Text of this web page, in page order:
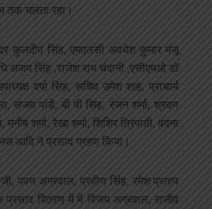
तक चलता रहा।
कुलदीप सिंह, एमएलसी अवधेश कुमार मंजू
अजय सिंह ,राजेश राय चंदानी ,एसीएमओ डॉ
वर्षा सिंह, सचिव उमेश शाह, प्राचार्य
संजय पांडे, बी पी सिंह, रंजन शर्मा, श्रवण
शर्मा, रेखा शर्मा, शिशिर त्रिपाठी, वंदना
आदि ने प्रसाद ग्रहण किया।
पवन अग्रवाल, प्रवीण सिंह, रमेश प्रताप
वितरण में में विजय अग्रवाल, राजीव